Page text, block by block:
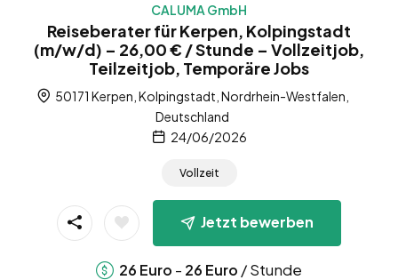
CALUMA GmbH
Reiseberater für Kerpen, Kolpingstadt
(m/w/d) – 26,00 € / Stunde – Vollzeitjob,
Teilzeitjob, Temporäre Jobs
50171 Kerpen, Kolpingstadt, Nordrhein-Westfalen,
Deutschland
24/06/2026
Vollzeit
Jetzt bewerben
26 Euro - 26 Euro / Stunde